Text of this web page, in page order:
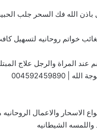
باذن الله فك السحر جلب
خواتم روحانيه لتسهيل
المراة والرجل علاج
الله | 004592459890
الاسحار والاعمال الروحانيه
الشيطانيه